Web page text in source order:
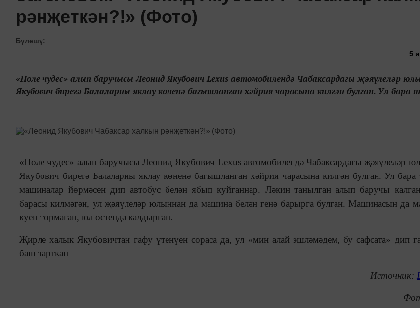
рәнҗеткән?!» (Фото)
Бүлешү:
5
«Поле чудес» алып баручысы Леонид Якубович Lexus автомобилендә Чабаксардагы җәяүлеләр
Якубович бирегә Балаларны яклау көненә багышланган хәйрия чарасына килгән булган. Ул бара
«Поле чудес» алып баручысы Леонид Якубович Lexus автомобилендә Чабаксардагы җәяүлеләр
Якубович бирегә Балаларны яклау көненә багышланган хәйрия чарасына килгән булган. Ул
машиналар йөрмәсен дип автобус белән ябып куйганнар. Ләкин танылган алып баручы
барасы килмәгән, ул җәяүлеләр юлыннан да машина белән генә барырга булган. Машинасын да
куеп тормаган, юл өстендә калдырган.
Җирле халык Якубовичтан гафу үтенүен сораса да, ул «мин алай эшләмәдем, бу сафсата» дип
баш тарткан
Источник: